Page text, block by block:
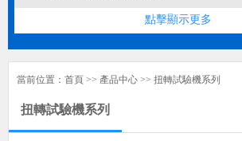
點擊顯示更多
當前位置： 首頁 >> 產品中心 >> 扭轉試驗機系列
扭轉試驗機系列